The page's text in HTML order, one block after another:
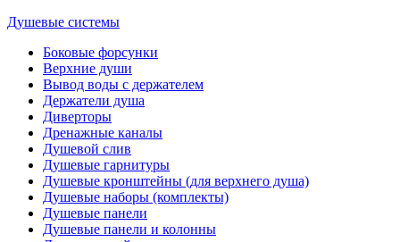
Душевые системы
Боковые форсунки
Верхние души
Вывод воды с держателем
Держатели душа
Диверторы
Дренажные каналы
Душевой слив
Душевые гарнитуры
Душевые кронштейны (для верхнего душа)
Душевые наборы (комплекты)
Душевые панели
Душевые панели и колонны